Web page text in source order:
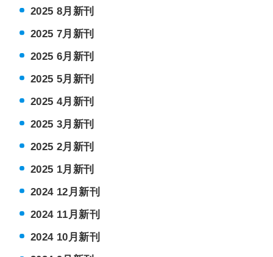
2025 8月新刊
2025 7月新刊
2025 6月新刊
2025 5月新刊
2025 4月新刊
2025 3月新刊
2025 2月新刊
2025 1月新刊
2024 12月新刊
2024 11月新刊
2024 10月新刊